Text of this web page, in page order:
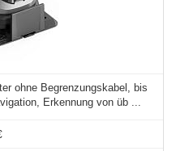
ohne Begrenzungskabel, bis
Erkennung von üb ...